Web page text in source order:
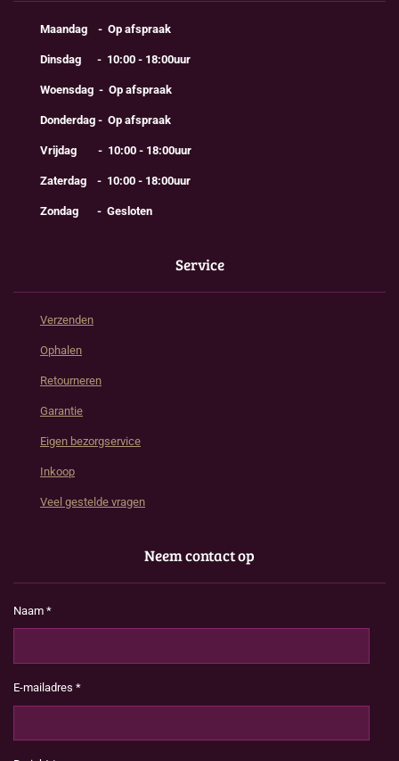
Maandag - Op afspraak
Dinsdag - 10:00 - 18:00uur
Woensdag - Op afspraak
Donderdag - Op afspraak
Vrijdag - 10:00 - 18:00uur
Zaterdag - 10:00 - 18:00uur
Zondag - Gesloten
Service
Verzenden
Ophalen
Retourneren
Garantie
Eigen bezorgservice
Inkoop
Veel gestelde vragen
Neem contact op
Naam *
E-mailadres *